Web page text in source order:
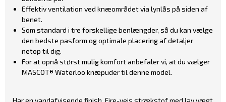
Effektiv ventilation ved knæområdet via lynlås på siden af
benet.
Som standard i tre forskellige benlængder, så du kan vælge
den bedste pasform og optimale placering af detaljer
netop til dig.
For at opnå størst mulig komfort anbefaler vi, at du vælger
MASCOT® Waterloo knæpuder til denne model.
Har en vandafvisende finish. Fire-vejs strækstof med lav vægt